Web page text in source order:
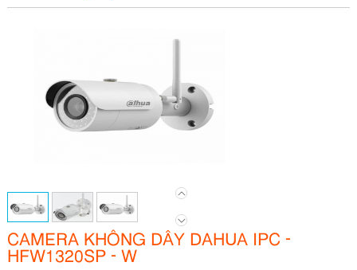
CAMERA KHÔNG DÂY DAHUA IPC -
HFW1320SP - W